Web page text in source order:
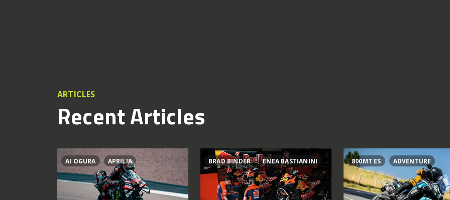
ARTICLES
Recent Articles
AI OGURA APRILIA BRAD BINDER ENEA BASTIANINI 800MT ES ADVENTURE